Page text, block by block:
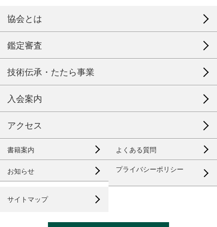
協会とは
鑑定審査
技術伝承・たたら事業
入会案内
アクセス
書籍案内 よくある質問
お知らせ プライバシーポリシー
サイトマップ